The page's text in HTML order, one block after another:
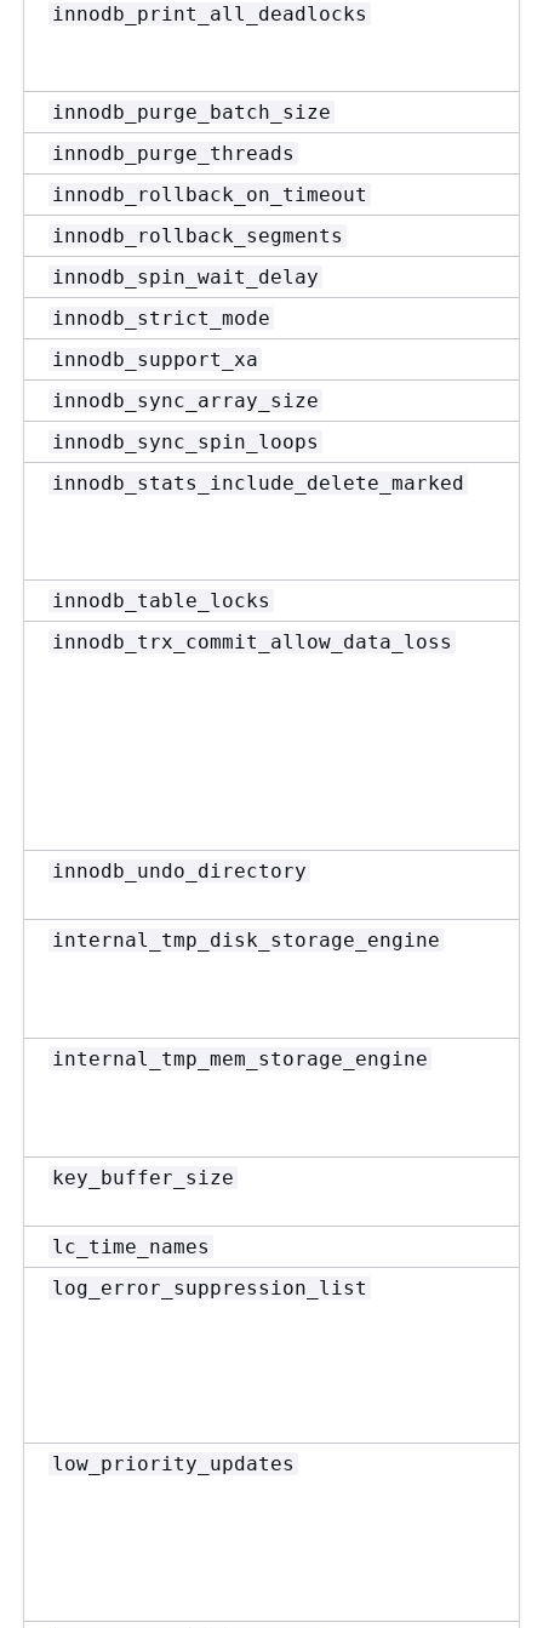
innodb_print_all_deadlocks
innodb_purge_batch_size
innodb_purge_threads
innodb_rollback_on_timeout
innodb_rollback_segments
innodb_spin_wait_delay
innodb_strict_mode
innodb_support_xa
innodb_sync_array_size
innodb_sync_spin_loops
innodb_stats_include_delete_marked
innodb_table_locks
innodb_trx_commit_allow_data_loss
innodb_undo_directory
internal_tmp_disk_storage_engine
internal_tmp_mem_storage_engine
key_buffer_size
lc_time_names
log_error_suppression_list
low_priority_updates